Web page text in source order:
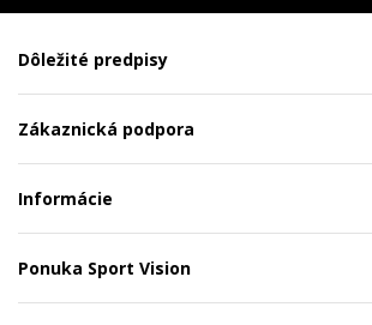
Dôležité predpisy
Zákaznická podpora
Informácie
Ponuka Sport Vision